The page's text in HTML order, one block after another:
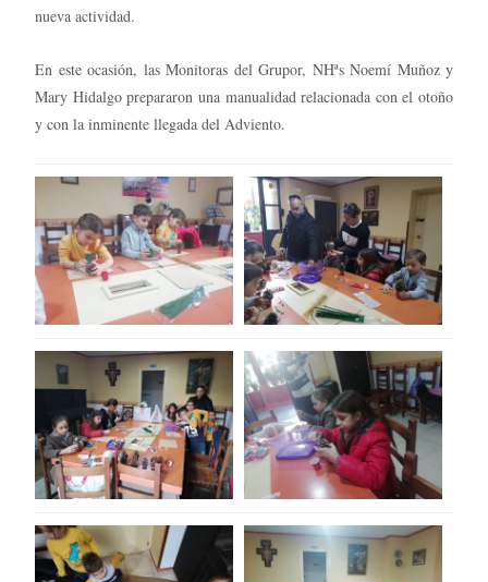
nueva actividad.
En este ocasión, las Monitoras del Grupor, NHªs Noemí Muñoz y
Mary Hidalgo prepararon una manualidad relacionada con el otoño
y con la inminente llegada del Adviento.